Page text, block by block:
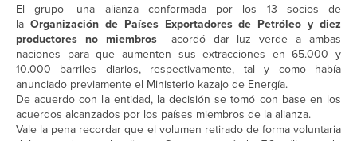
El grupo -una alianza conformada por los 13 socios de
la Organización de Países Exportadores de Petróleo y diez
productores no miembros– acordó dar luz verde a ambas
naciones para que aumenten sus extracciones en 65.000 y
10.000 barriles diarios, respectivamente, tal y como había
anunciado previamente el Ministerio kazajo de Energía.
De acuerdo con la entidad, la decisión se tomó con base en los
acuerdos alcanzados por los países miembros de la alianza.
Vale la pena recordar que el volumen retirado de forma voluntaria